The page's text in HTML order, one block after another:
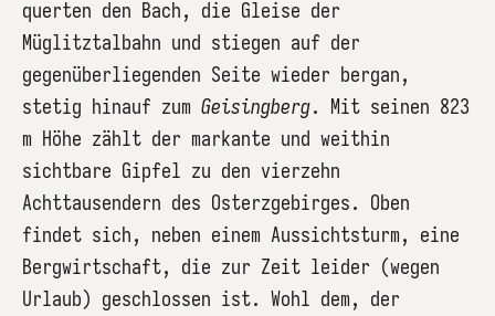
querten den Bach, die Gleise der
Müglitztalbahn und stiegen auf der
gegenüberliegenden Seite wieder bergan,
stetig hinauf zum Geisingberg. Mit seinen 823
m Höhe zählt der markante und weithin
sichtbare Gipfel zu den vierzehn
Achttausendern des Osterzgebirges. Oben
findet sich, neben einem Aussichtsturm, eine
Bergwirtschaft, die zur Zeit leider (wegen
Urlaub) geschlossen ist. Wohl dem, der